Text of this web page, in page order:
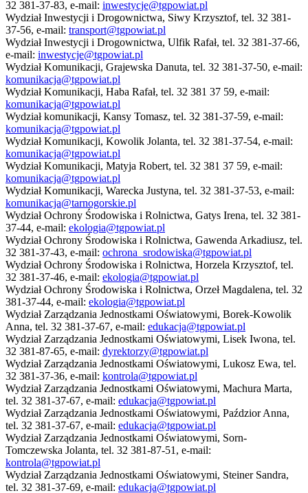
32 381-37-83, e-mail: inwestycje@tgpowiat.pl
Wydział Inwestycji i Drogownictwa, Siwy Krzysztof, tel. 32 381-
37-56, e-mail: transport@tgpowiat.pl
Wydział Inwestycji i Drogownictwa, Ulfik Rafał, tel. 32 381-37-66,
e-mail: inwestycje@tgpowiat.pl
Wydział Komunikacji, Grajewska Danuta, tel. 32 381-37-50, e-mail:
komunikacja@tgpowiat.pl
Wydział Komunikacji, Haba Rafał, tel. 32 381 37 59, e-mail:
komunikacja@tgpowiat.pl
Wydział komunikacji, Kansy Tomasz, tel. 32 381-37-59, e-mail:
komunikacja@tgpowiat.pl
Wydział Komunikacji, Kowolik Jolanta, tel. 32 381-37-54, e-mail:
komunikacja@tgpowiat.pl
Wydział Komunikacji, Matyja Robert, tel. 32 381 37 59, e-mail:
komunikacja@tgpowiat.pl
Wydział Komunikacji, Warecka Justyna, tel. 32 381-37-53, e-mail:
komunikacja@tarnogorskie.pl
Wydział Ochrony Środowiska i Rolnictwa, Gatys Irena, tel. 32 381-
37-44, e-mail: ekologia@tgpowiat.pl
Wydział Ochrony Środowiska i Rolnictwa, Gawenda Arkadiusz, tel.
32 381-37-43, e-mail: ochrona_srodowiska@tgpowiat.pl
Wydział Ochrony Środowiska i Rolnictwa, Horzela Krzysztof, tel.
32 381-37-46, e-mail: ekologia@tgpowiat.pl
Wydział Ochrony Środowiska i Rolnictwa, Orzeł Magdalena, tel. 32
381-37-44, e-mail: ekologia@tgpowiat.pl
Wydział Zarządzania Jednostkami Oświatowymi, Borek-Kowolik
Anna, tel. 32 381-37-67, e-mail: edukacja@tgpowiat.pl
Wydział Zarządzania Jednostkami Oświatowymi, Lisek Iwona, tel.
32 381-87-65, e-mail: dyrektorzy@tgpowiat.pl
Wydział Zarządzania Jednostkami Oświatowymi, Lukosz Ewa, tel.
32 381-37-36, e-mail: kontrola@tgpowiat.pl
Wydział Zarządzania Jednostkami Oświatowymi, Machura Marta,
tel. 32 381-37-67, e-mail: edukacja@tgpowiat.pl
Wydział Zarządzania Jednostkami Oświatowymi, Paździor Anna,
tel. 32 381-37-67, e-mail: edukacja@tgpowiat.pl
Wydział Zarządzania Jednostkami Oświatowymi, Sorn-
Tomczewska Jolanta, tel. 32 381-87-51, e-mail:
kontrola@tgpowiat.pl
Wydział Zarządzania Jednostkami Oświatowymi, Steiner Sandra,
tel. 32 381-37-69, e-mail: edukacja@tgpowiat.pl